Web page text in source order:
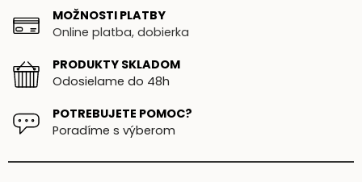
MOŽNOSTI PLATBY
Online platba, dobierka
PRODUKTY SKLADOM
Odosielame do 48h
POTREBUJETE POMOC?
Poradíme s výberom